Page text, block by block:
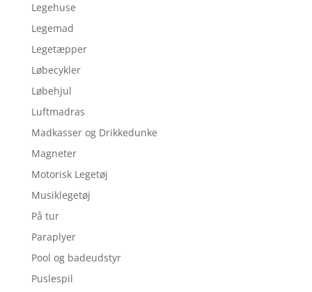
Legehuse
Legemad
Legetæpper
Løbecykler
Løbehjul
Luftmadras
Madkasser og Drikkedunke
Magneter
Motorisk Legetøj
Musiklegetøj
På tur
Paraplyer
Pool og badeudstyr
Puslespil